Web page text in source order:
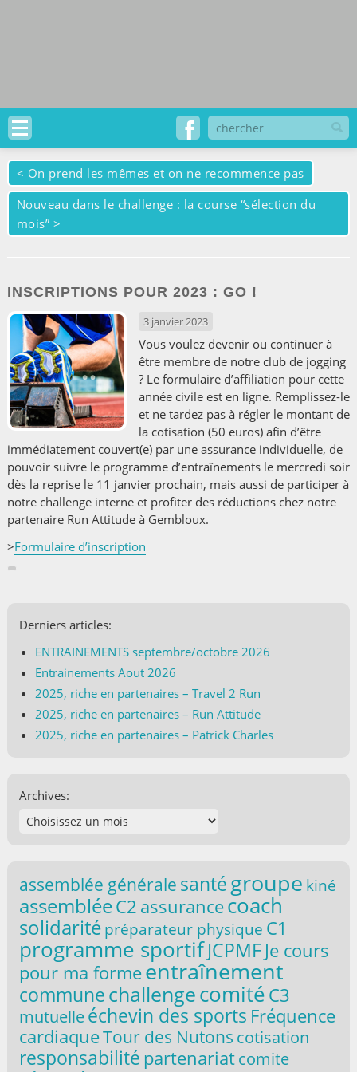
< On prend les mêmes et on ne recommence pas
Nouveau dans le challenge : la course “sélection du
mois” >
INSCRIPTIONS POUR 2023 : GO !
3 janvier 2023
Vous voulez devenir ou continuer à
être membre de notre club de jogging
? Le formulaire d’affiliation pour cette
année civile est en ligne. Remplissez-le
et ne tardez pas à régler le montant de
la cotisation (50 euros) afin d’être
immédiatement couvert(e) par une assurance individuelle, de
pouvoir suivre le programme d’entraînements le mercredi soir
dès la reprise le 11 janvier prochain, mais aussi de participer à
notre challenge interne et profiter des réductions chez notre
partenaire Run Attitudeà Gembloux.
>Formulaire d’inscription
Derniers articles:
ENTRAINEMENTS septembre/octobre 2026
Entrainements Aout 2026
2025, riche en partenaires – Travel 2 Run
2025, riche en partenaires – Run Attitude
2025, riche en partenaires – Patrick Charles
Archives:
assemblée générale santégroupe kiné
assembléeC2 assurancecoach
solidarité préparateur physique C1
programme sportifJCPMF Je cours
pour ma formeentraînement
communechallengecomitéC3
mutuelleéchevin des sports Fréquence
cardiaqueTour des Nutons cotisation
responsabilité partenariatcomite